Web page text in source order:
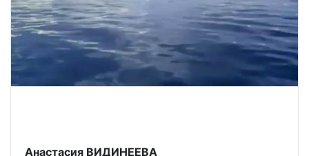
Анастасия ВИДИНЕЕВА